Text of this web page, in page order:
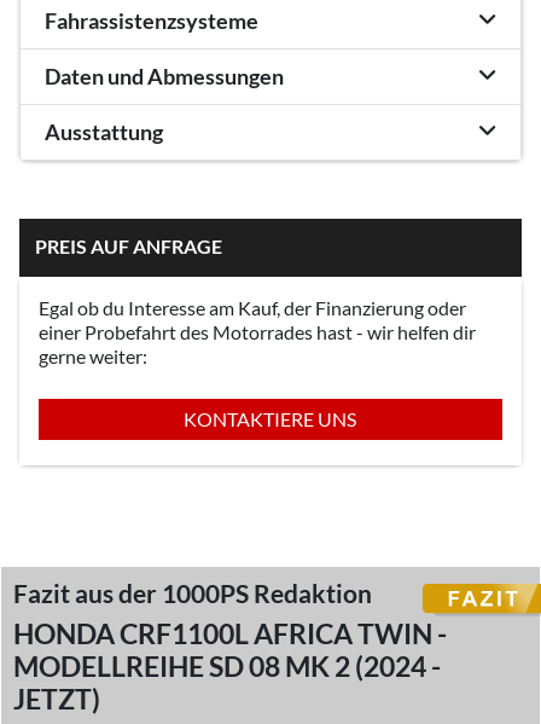
Fahrassistenzsysteme
Daten und Abmessungen
Ausstattung
PREIS AUF ANFRAGE
Egal ob du Interesse am Kauf, der Finanzierung oder
einer Probefahrt des Motorrades hast - wir helfen dir
gerne weiter:
KONTAKTIERE UNS
Fazit aus der 1000PS Redaktion
HONDA CRF1100L AFRICA TWIN -
MODELLREIHE SD 08 MK 2 (2024 -
JETZT)